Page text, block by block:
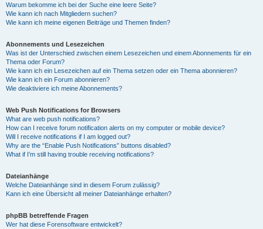
Warum bekomme ich bei der Suche eine leere Seite?
Wie kann ich nach Mitgliedern suchen?
Wie kann ich meine eigenen Beiträge und Themen finden?
Abonnements und Lesezeichen
Was ist der Unterschied zwischen einem Lesezeichen und einem Abonnements für ein
Thema oder Forum?
Wie kann ich ein Lesezeichen auf ein Thema setzen oder ein Thema abonnieren?
Wie kann ich ein Forum abonnieren?
Wie deaktiviere ich meine Abonnements?
Web Push Notifications for Browsers
What are web push notifications?
How can I receive forum notification alerts on my computer or mobile device?
Will I receive notifications if I am logged out?
Why are the “Enable Push Notifications” buttons disabled?
What if I’m still having trouble receiving notifications?
Dateianhänge
Welche Dateianhänge sind in diesem Forum zulässig?
Kann ich eine Übersicht all meiner Dateianhänge erhalten?
phpBB betreffende Fragen
Wer hat diese Forensoftware entwickelt?